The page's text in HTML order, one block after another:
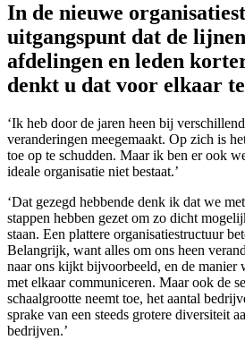
In de nieuwe
uitgangspunt dat de
afdelingen en leden
denkt u dat voor elkaar
‘Ik heb door de jaren heen bij
veranderingen meegemaakt. Op zich is
toe op te schudden. Maar ik ben er ook
ideale organisatie niet bestaat.’
‘Dat gezegd hebbende denk ik dat we
stappen hebben gezet om zo dicht
staan. Een plattere organisatiestructuur
Belangrijk, want alles om ons heen
naar ons kijkt bijvoorbeeld, en de manier
met elkaar communiceren. Maar ook de
schaalgrootte neemt toe, het aantal
sprake van een steeds grotere diversiteit
bedrijven.’